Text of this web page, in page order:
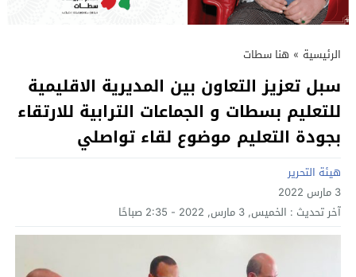
الرئيسية » هنا سطات
سبل تعزيز التعاون بين المديرية الاقليمية
للتعليم بسطات و الجماعات الترابية للارتقاء
بجودة التعليم موضوع لقاء تواصلي
هيئة التحرير
3 مارس 2022
آخر تحديث : الخميس, 3 مارس, 2022 - 2:35 صباحًا